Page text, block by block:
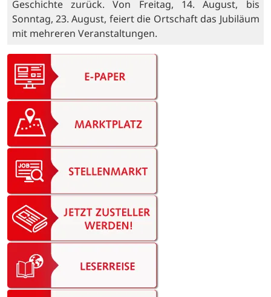
Geschichte zurück. Von Freitag, 14. August, bis
Sonntag, 23. August, feiert die Ortschaft das Jubiläum
mit mehreren Veranstaltungen.